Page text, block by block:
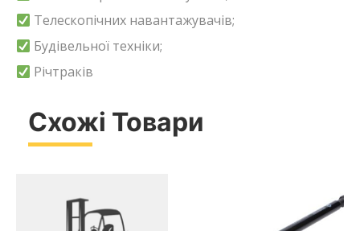
Телескопічних навантажувачів;
Будівельної техніки;
Річтраків
Схожі Товари